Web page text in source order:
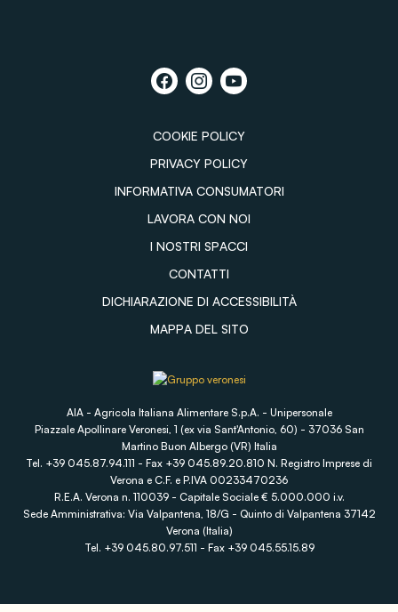
COOKIE POLICY
PRIVACY POLICY
INFORMATIVA CONSUMATORI
LAVORA CON NOI
I NOSTRI SPACCI
CONTATTI
DICHIARAZIONE DI ACCESSIBILITÀ
MAPPA DEL SITO
AIA - Agricola Italiana Alimentare S.p.A. - Unipersonale
Piazzale Apollinare Veronesi, 1 (ex via Sant'Antonio, 60) - 37036 San
Martino Buon Albergo (VR) Italia
Tel. +39 045.87.94.111 - Fax +39 045.89.20.810 N. Registro Imprese di
Verona e C.F. e P.IVA 00233470236
R.E.A. Verona n. 110039 - Capitale Sociale € 5.000.000 i.v.
Sede Amministrativa: Via Valpantena, 18/G - Quinto di Valpantena 37142
Verona (Italia)
Tel. +39 045.80.97.511 - Fax +39 045.55.15.89